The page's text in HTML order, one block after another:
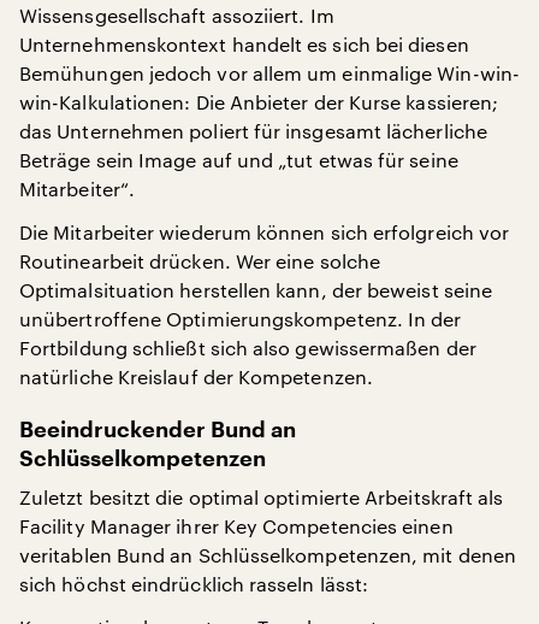
Wissensgesellschaft assoziiert. Im
Unternehmenskontext handelt es sich bei diesen
Bemühungen jedoch vor allem um einmalige Win-win-
win-Kalkulationen: Die Anbieter der Kurse kassieren;
das Unternehmen poliert für insgesamt lächerliche
Beträge sein Image auf und „tut etwas für seine
Mitarbeiter“.
Die Mitarbeiter wiederum können sich erfolgreich vor
Routinearbeit drücken. Wer eine solche
Optimalsituation herstellen kann, der beweist seine
unübertroffene Optimierungskompetenz. In der
Fortbildung schließt sich also gewissermaßen der
natürliche Kreislauf der Kompetenzen.
Beeindruckender Bund an
Schlüsselkompetenzen
Zuletzt besitzt die optimal optimierte Arbeitskraft als
Facility Manager ihrer Key Competencies einen
veritablen Bund an Schlüsselkompetenzen, mit denen
sich höchst eindrücklich rasseln lässt: